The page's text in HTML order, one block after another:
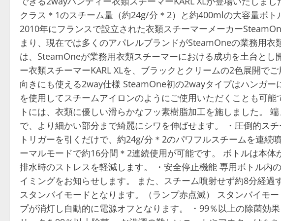
クラス＊1のスチーム量（約24g/分＊2）と約400mlの大容量ボト
2010年にフランスで設立された衣類スチーマーメーカー
まり、現在では多くのアパレルブランドがSteamOneの業務用
は、SteamOneが業務用衣類スチーマーにおける成功を土台とし
ー衣類スチーマーKARL XLを、ブラックとクリームの2色展開で
向きにも使える2way仕様 SteamOne初の2wayタイプはハンガー
を使用してスチームアイロンのようにご使用いただくことも可
トには、衣類に優しい滑らかなフッ素樹脂加工を施しました。
で、より細かい部分まで綺麗にシワを伸ばせます。 ・圧倒的ス
トリガーを引くだけで、約24g/分＊2のパワフルスチームを連続
ーマルモードで約16分間＊2連続使用が可能です。 ボトルは本体
排水時のストレスを軽減します。 ・安全停止機能 専用ボトル内
イミングをお知らせします。 また、スチーム噴射せず約8分経過
スタンバイモードとなります。（ランプ赤点滅） スタンバイモ
プが消灯し自動的に電源オフとなります。 ・99％以上の除菌効